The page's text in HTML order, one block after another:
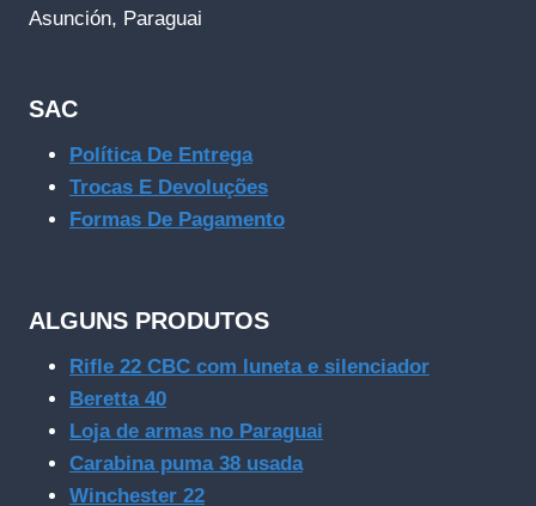
Asunción, Paraguai
SAC
Política De Entrega
Trocas E Devoluções
Formas De Pagamento
ALGUNS PRODUTOS
Rifle 22 CBC com luneta e silenciador
Beretta 40
Loja de armas no Paraguai
Carabina puma 38 usada
Winchester 22